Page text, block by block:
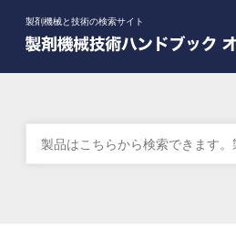
製剤機械と技術の検索サイト